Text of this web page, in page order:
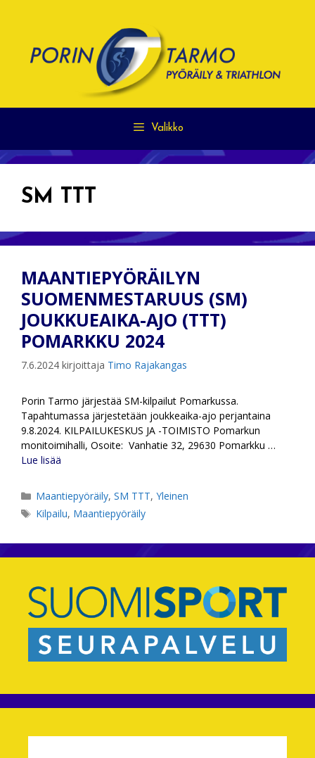
Valikko
SM TTT
MAANTIEPYÖRÄILYN
SUOMENMESTARUUS (SM)
JOUKKUEAIKA-AJO (TTT)
POMARKKU 2024
7.6.2024 kirjoittaja Timo Rajakangas
Porin Tarmo järjestää SM-kilpailut Pomarkussa.
Tapahtumassa järjestetään joukkeaika-ajo perjantaina
9.8.2024. KILPAILUKESKUS JA -TOIMISTO Pomarkun
monitoimihalli, Osoite: Vanhatie 32, 29630 Pomarkku …
Lue lisää
Kategoriat
Maantiepyöräily,SM TTT,Yleinen
Avainsanat
Kilpailu, Maantiepyöräily